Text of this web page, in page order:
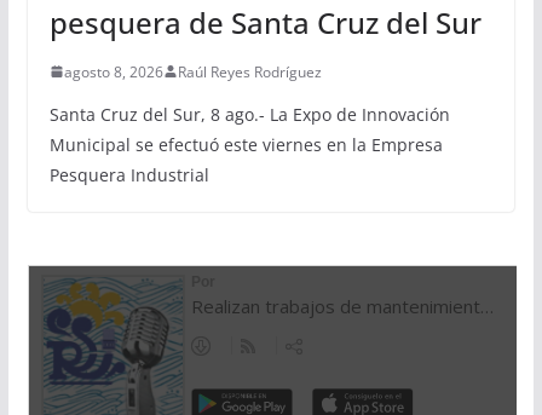
pesquera de Santa Cruz del Sur
agosto 8, 2026 Raúl Reyes Rodríguez
Santa Cruz del Sur, 8 ago.- La Expo de Innovación
Municipal se efectuó este viernes en la Empresa
Pesquera Industrial